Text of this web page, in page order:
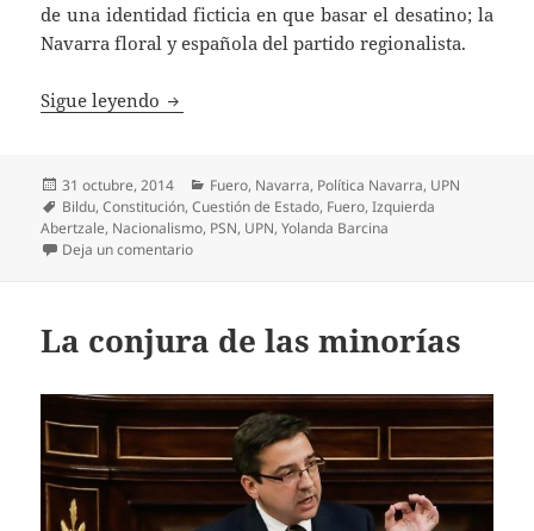
de una identidad ficticia en que basar el desatino; la
Navarra floral y española del partido regionalista.
Sigue leyendo La doble estafa; UPN frente a su propio
Publicado
el
31 octubre, 2014 Categorías
Fuero, Navarra, Política Navarra, UPN
Etiquetas
Bildu,Constitución,Cuestión de Estado, Fuero,Izquierda
Abertzale, Nacionalismo, PSN, UPN,Yolanda Barcina
Deja un comentarioen La doble estafa; UPN frente a su propio espejo.
La conjura de las minorías